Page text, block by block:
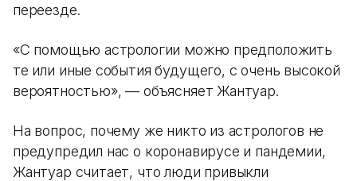
переезде.
«С помощью астрологии можно предположить
те или иные события будущего, с очень высокой
вероятностью», — объясняет Жантуар.
На вопрос, почему же никто из астрологов не
предупредил нас о коронавирусе и пандемии,
Жантуар считает, что люди привыкли